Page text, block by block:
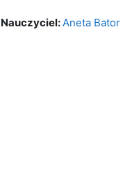
Nauczyciel:Aneta Bator